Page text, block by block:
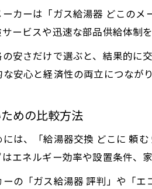
給湯器交
交換
カーは「ガス給湯器 どこの
ービスや迅速な部品供給体制
安さだけで選ぶと、結果的に
安心と経済性の両立につながり
めの比較方法
は、「給湯器交換 どこに 頼
エネルギー効率や設置条件、
の「ガス給湯器 評判」や「